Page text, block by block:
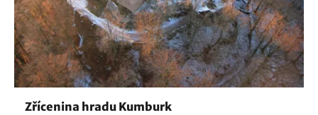
Zřícenina hradu Kumburk